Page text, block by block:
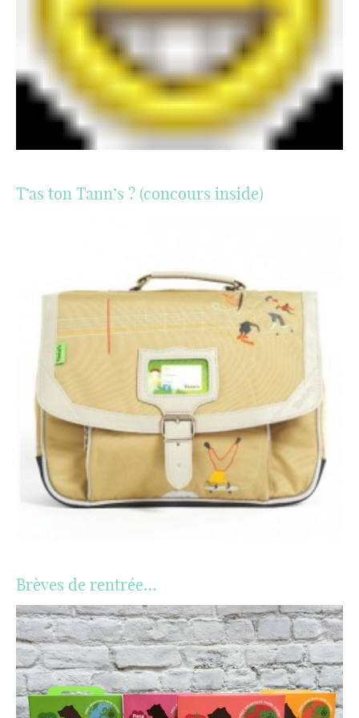
T’as ton Tann’s ? (concours inside)
Brèves de rentrée…